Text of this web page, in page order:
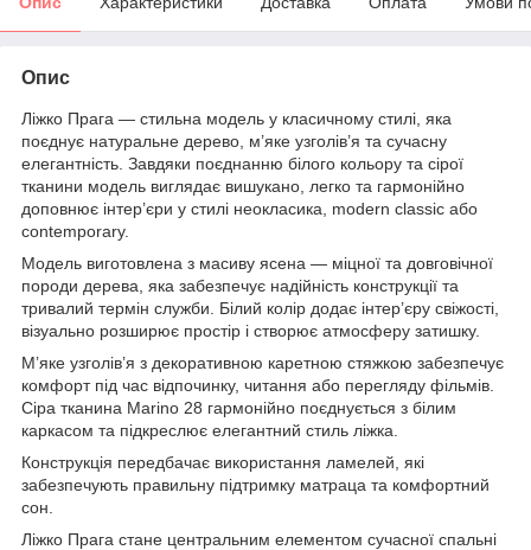
Опис
Ліжко Прага — стильна модель у класичному стилі, яка
поєднує натуральне дерево, м’яке узголів’я та сучасну
елегантність. Завдяки поєднанню білого кольору та сірої
тканини модель виглядає вишукано, легко та гармонійно
доповнює інтер’єри у стилі неокласика, modern classic або
contemporary.
Модель виготовлена з масиву ясена — міцної та довговічної
породи дерева, яка забезпечує надійність конструкції та
тривалий термін служби. Білий колір додає інтер’єру свіжості,
візуально розширює простір і створює атмосферу затишку.
М’яке узголів’я з декоративною каретною стяжкою забезпечує
комфорт під час відпочинку, читання або перегляду фільмів.
Сіра тканина Marino 28 гармонійно поєднується з білим
каркасом та підкреслює елегантний стиль ліжка.
Конструкція передбачає використання ламелей, які
забезпечують правильну підтримку матраца та комфортний
сон.
Ліжко Прага стане центральним елементом сучасної спальні